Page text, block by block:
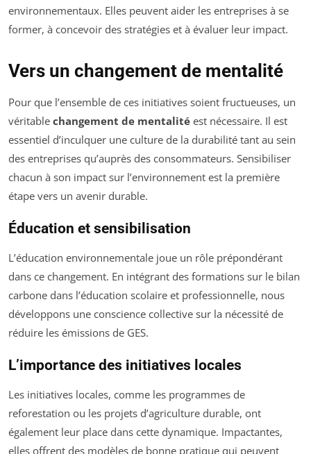
environnementaux. Elles peuvent aider les entreprises à se
former, à concevoir des stratégies et à évaluer leur impact.
Vers un changement de mentalité
Pour que l’ensemble de ces initiatives soient fructueuses, un
véritable changement de mentalité est nécessaire. Il est
essentiel d’inculquer une culture de la durabilité tant au sein
des entreprises qu’auprès des consommateurs. Sensibiliser
chacun à son impact sur l’environnement est la première
étape vers un avenir durable.
Éducation et sensibilisation
L’éducation environnementale joue un rôle prépondérant
dans ce changement. En intégrant des formations sur le bilan
carbone dans l’éducation scolaire et professionnelle, nous
développons une conscience collective sur la nécessité de
réduire les émissions de GES.
L’importance des initiatives locales
Les initiatives locales, comme les programmes de
reforestation ou les projets d’agriculture durable, ont
également leur place dans cette dynamique. Impactantes,
elles offrent des modèles de bonne pratique qui peuvent